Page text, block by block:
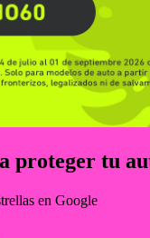
proteger tu
en Google